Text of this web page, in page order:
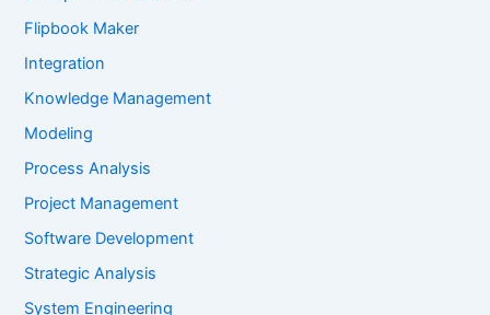
Flipbook Maker
Integration
Knowledge Management
Modeling
Process Analysis
Project Management
Software Development
Strategic Analysis
System Engineering